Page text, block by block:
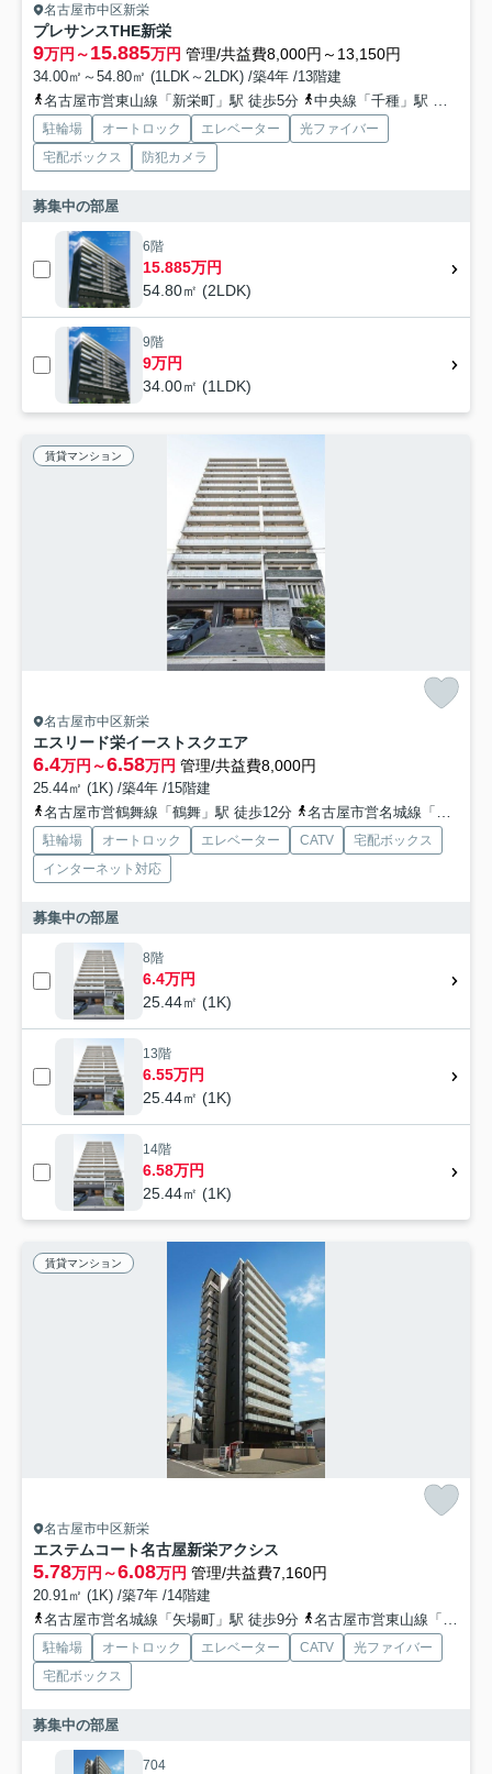
名古屋市中区新栄
プレサンスTHE新栄
9万円～15.885万円 管理/共益費8,000円～13,150円
34.00㎡～54.80㎡ (1LDK～2LDK) /築4年 /13階建
名古屋市営東山線「新栄町」駅 徒歩5分
中央線「千種」駅 徒歩11分
駐輪場 オートロック エレベーター
光ファイバー
宅配ボックス
防犯カメラ
募集中の部屋
6階
15.885万円
54.80㎡ (2LDK)
9階
9万円
34.00㎡ (1LDK)
賃貸マンション
名古屋市中区新栄
エスリード栄イーストスクエア
6.4万円～6.58万円 管理/共益費8,000円
25.44㎡ (1K) /築4年 /15階建
名古屋市営鶴舞線「鶴舞」駅 徒歩12分
名古屋市営名城線「矢場町」駅 徒歩14分
駐輪場 オートロック エレベーター CATV
宅配ボックス
インターネット対応
募集中の部屋
8階
6.4万円
25.44㎡ (1K)
13階
6.55万円
25.44㎡ (1K)
14階
6.58万円
25.44㎡ (1K)
賃貸マンション
名古屋市中区新栄
エステムコート名古屋新栄アクシス
5.78万円～6.08万円 管理/共益費7,160円
20.91㎡ (1K) /築7年 /14階建
名古屋市営名城線「矢場町」駅 徒歩9分
名古屋市営東山線「新栄町」駅 徒歩14分
駐輪場 オートロック エレベーター CATV
光ファイバー
宅配ボックス
募集中の部屋
704